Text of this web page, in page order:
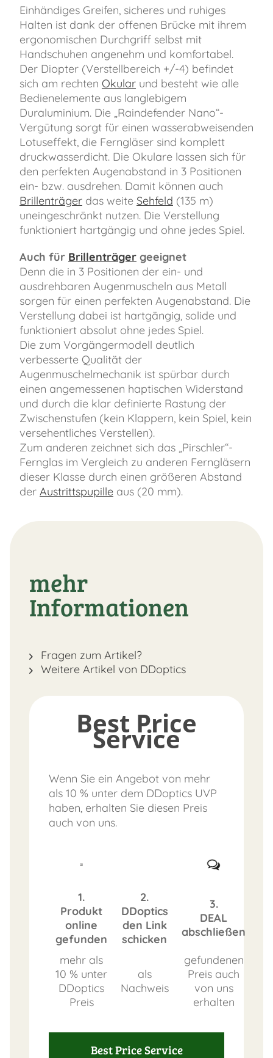
Einhändiges Greifen, sicheres und ruhiges
Halten ist dank der offenen Brücke mit ihrem
ergonomischen Durchgriff selbst mit
Handschuhen angenehm und komfortabel.
Der Diopter (Verstellbereich +/-4) befindet
sich am rechten Okular und besteht wie alle
Bedienelemente aus langlebigem
Duraluminium. Die „Raindefender Nano“-
Vergütung sorgt für einen wasserabweisenden
Lotuseffekt, die Ferngläser sind komplett
druckwasserdicht. Die Okulare lassen sich für
den perfekten Augenabstand in 3 Positionen
ein- bzw. ausdrehen. Damit können auch
Brillenträger das weite Sehfeld (135 m)
uneingeschränkt nutzen. Die Verstellung
funktioniert hartgängig und ohne jedes Spiel.
Auch für Brillenträger geeignet
Denn die in 3 Positionen der ein- und
ausdrehbaren Augenmuscheln aus Metall
sorgen für einen perfekten Augenabstand. Die
Verstellung dabei ist hartgängig, solide und
funktioniert absolut ohne jedes Spiel.
Die zum Vorgängermodell deutlich
verbesserte Qualität der
Augenmuschelmechanik ist spürbar durch
einen angemessenen haptischen Widerstand
und durch die klar definierte Rastung der
Zwischenstufen (kein Klappern, kein Spiel, kein
versehentliches Verstellen).
Zum anderen zeichnet sich das „Pirschler“-
Fernglas im Vergleich zu anderen Ferngläsern
dieser Klasse durch einen größeren Abstand
der Austrittspupille aus (20 mm).
mehr
Informationen
Fragen zum Artikel?
Weitere Artikel von DDoptics
Best Price
Service
Wenn Sie ein Angebot von mehr
als 10 % unter dem DDoptics UVP
haben, erhalten Sie diesen Preis
auch von uns.
1.
Produkt
online
gefunden
2.
DDoptics
den Link
schicken
3.
DEAL
abschließen
mehr als
10 % unter
DDoptics
Preis
als
Nachweis
gefundenen
Preis auch
von uns
erhalten
Best Price Service